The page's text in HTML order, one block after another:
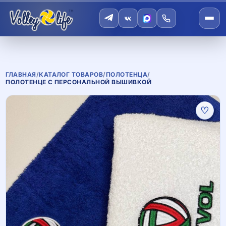
ГЛАВНАЯ/КАТАЛОГ ТОВАРОВ/ПОЛОТЕНЦА/
ПОЛОТЕНЦЕ С ПЕРСОНАЛЬНОЙ ВЫШИВКОЙ
♡